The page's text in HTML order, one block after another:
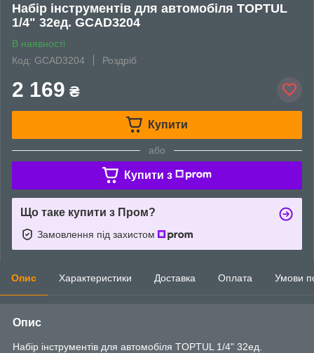
Набір інструментів для автомобіля TOPTUL
1/4" 32ед. GCAD3204
В наявності
Код: GCAD3204
Роздріб
2 169 ₴
Купити
або
Купити з
Що таке купити з Пром?
Замовлення під захистом
Опис Характеристики Доставка Оплата Умови
Опис
Набір інструментів для автомобіля TOPTUL 1/4" 32ед.